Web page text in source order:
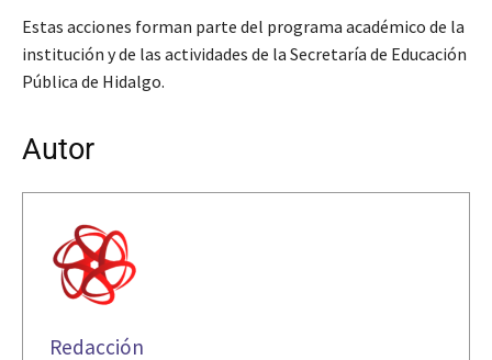
Estas acciones forman parte del programa académico de la
institución y de las actividades de la Secretaría de Educación
Pública de Hidalgo.
Autor
Redacción